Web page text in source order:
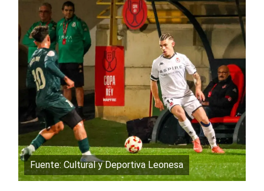
Fuente: Cultural y Deportiva Leonesa